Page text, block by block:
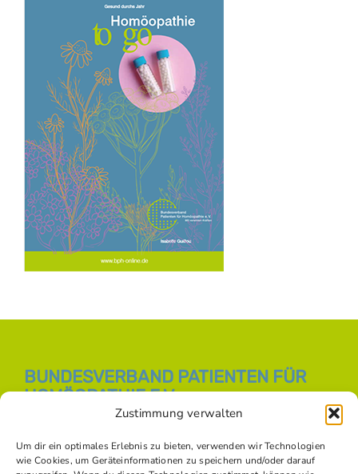
Zustimmung verwalten
Um dir ein optimales Erlebnis zu bieten, verwenden wir Technologien
wie Cookies, um Geräteinformationen zu speichern und/oder darauf
BUNDESVERBAND PATIENTEN FÜR
HOMÖOPATHIE E.V.
E-Mail:
info [at] bph-online.de
Webseite:Homöopathie Online